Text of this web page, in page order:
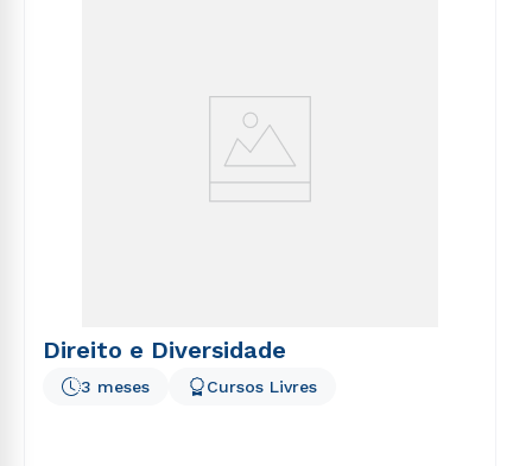
Direito e Diversidade
3 meses Cursos Livres